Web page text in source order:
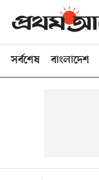
সর্বশেষ বাংলাদেশ